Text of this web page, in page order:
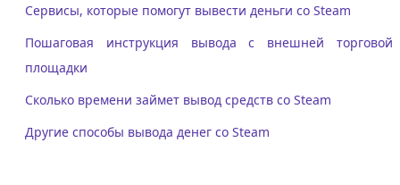
Сервисы, которые помогут вывести деньги со Steam
Пошаговая инструкция вывода с внешней торговой
площадки
Сколько времени займет вывод средств со Steam
Другие способы вывода денег со Steam